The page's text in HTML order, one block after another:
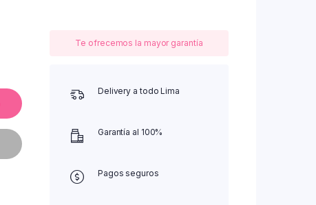
Te ofrecemos la mayor garantía
Delivery a todo Lima
Garantía al 100%
Pagos seguros